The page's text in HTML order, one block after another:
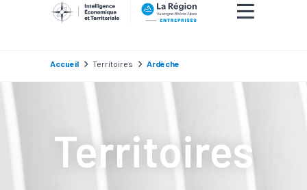
Accueil Territoires Ardèche
Territoires